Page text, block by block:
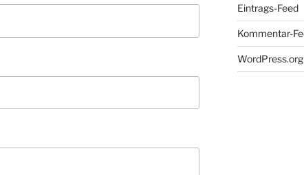
Eintrags-Feed
Kommentar-
WordPress.org